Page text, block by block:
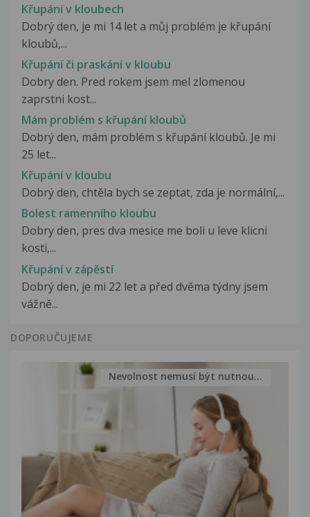
Křupání v kloubech
Dobrý den, je mi 14 let a můj problém je křupání
kloubů,...
Křupání či praskání v kloubu
Dobry den. Pred rokem jsem mel zlomenou
zaprstni kost...
Mám problém s křupání kloubů
Dobrý den, mám problém s křupání kloubů. Je mi
25 let...
Křupání v kloubu
Dobrý den, chtěla bych se zeptat, zda je normální,...
Bolest ramenního kloubu
Dobry den, pres dva mesice me boli u leve klicni
kosti,...
Křupání v zápěstí
Dobrý den, je mi 22 let a před dvěma týdny jsem
vážně...
DOPORUČUJEME
Nevolnost nemusí být nutnou...